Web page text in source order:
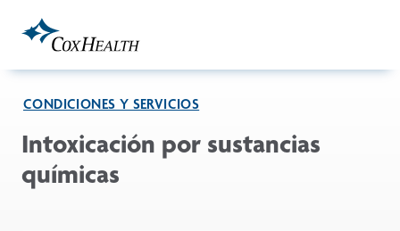
CONDICIONES Y SERVICIOS
Intoxicación por sustancias
químicas